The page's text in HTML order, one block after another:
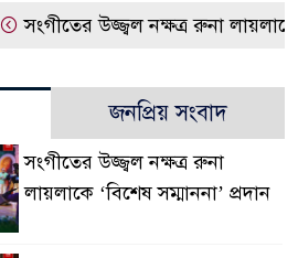
সংগীতের উজ্জ্বল নক্ষত্র রুনা লায়লাকে
জনপ্রিয় সংবাদ
সংগীতের উজ্জ্বল নক্ষত্র রুনা
লায়লাকে ‘বিশেষ সম্মাননা’ প্রদান